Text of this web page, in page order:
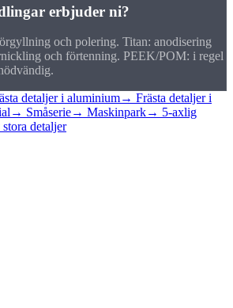
erbjuder ni?
och polering. Titan: anodisering
och förtenning. PEEK/POM: i regel
detaljer i aluminium→ Frästa detaljer i
→ Småserie→ Maskinpark→ 5-axlig
detaljer